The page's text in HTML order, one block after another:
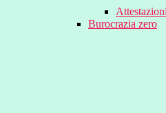
Burocrazia zero